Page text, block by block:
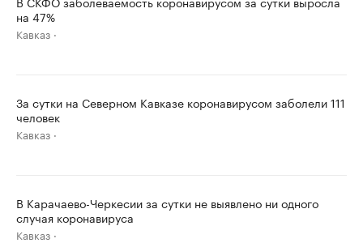
на 47%
Кавказ
За сутки на Северном Кавказе коронавирусом заболели 111
человек
Кавказ
В Карачаево-Черкесии за сутки не выявлено ни одного
случая коронавируса
Кавказ